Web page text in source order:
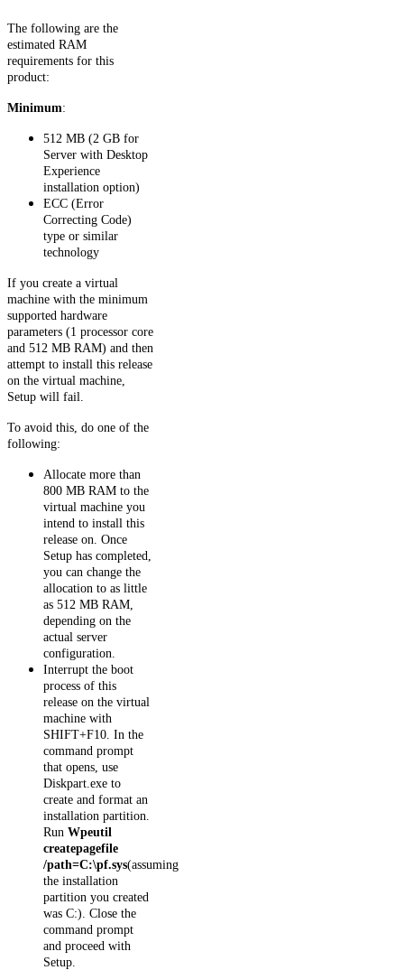
The following are the
estimated RAM
requirements for this
product:
Minimum:
512 MB (2 GB for
Server with Desktop
Experience
installation option)
ECC (Error
Correcting Code)
type or similar
technology
If you create a virtual
machine with the minimum
supported hardware
parameters (1 processor core
and 512 MB RAM) and then
attempt to install this release
on the virtual machine,
Setup will fail.
To avoid this, do one of the
following:
Allocate more than
800 MB RAM to the
virtual machine you
intend to install this
release on. Once
Setup has completed,
you can change the
allocation to as little
as 512 MB RAM,
depending on the
actual server
configuration.
Interrupt the boot
process of this
release on the virtual
machine with
SHIFT+F10. In the
command prompt
that opens, use
Diskpart.exe to
create and format an
installation partition.
Run Wpeutil
createpagefile
/path=C:\pf.sys(assuming
the installation
partition you created
was C:). Close the
command prompt
and proceed with
Setup.